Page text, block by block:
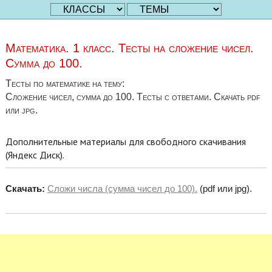
Математика. 1 класс. Тесты на сложение чисел.
Сумма до 100.
Тесты по математике на тему:
Сложение чисел, сумма до 100. Тесты с ответами. Скачать pdf
или jpg.
Дополнительные материалы для свободного скачивания
(Яндекс Диск).
Скачать: Сложи числа (сумма чисел до 100). (pdf или jpg).